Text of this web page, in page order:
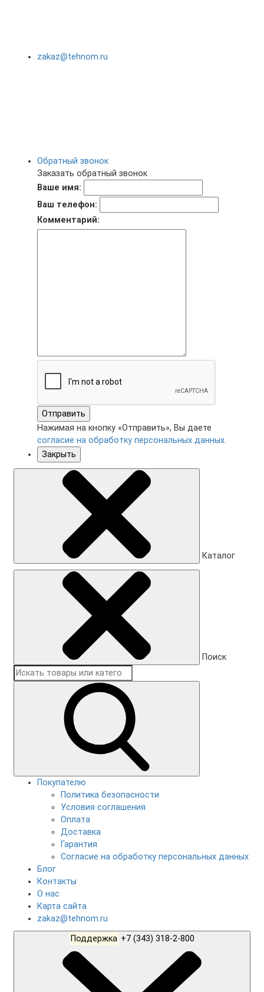
zakaz@tehnom.ru
Обратный звонок
Заказать обратный звонок
Ваше имя:
Ваш телефон:
Комментарий:
Отправить
Нажимая на кнопку «Отправить», Вы даете
согласие на обработку персональных данных.
Закрыть
Каталог
Поиск
Покупателю
Политика безопасности
Условия соглашения
Оплата
Доставка
Гарантия
Согласие на обработку персональных данных
Блог
Контакты
О нас
Карта сайта
zakaz@tehnom.ru
Поддержка